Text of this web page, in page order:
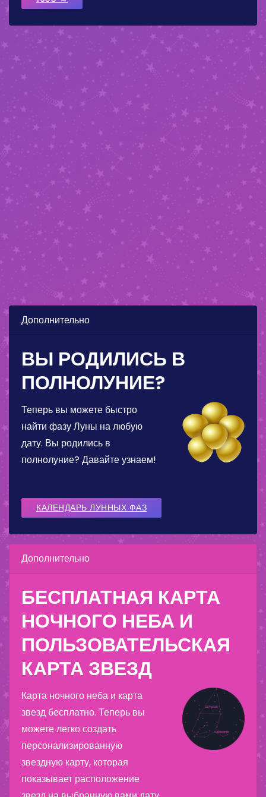
Дополнительно
ВЫ РОДИЛИСЬ В
ПОЛНОЛУНИЕ?
Теперь вы можете быстро
найти фазу Луны на любую
дату. Вы родились в
полнолуние? Давайте узнаем!
КАЛЕНДАРЬ ЛУННЫХ ФАЗ
Дополнительно
БЕСПЛАТНАЯ КАРТА
НОЧНОГО НЕБА И
ПОЛЬЗОВАТЕЛЬСКАЯ
КАРТА ЗВЕЗД
Карта ночного неба и карта
звезд бесплатно. Теперь вы
можете легко создать
персонализированную
звездную карту, которая
показывает расположение